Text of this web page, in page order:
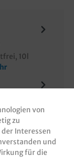
10l
von
zu
Interessen
und
für die